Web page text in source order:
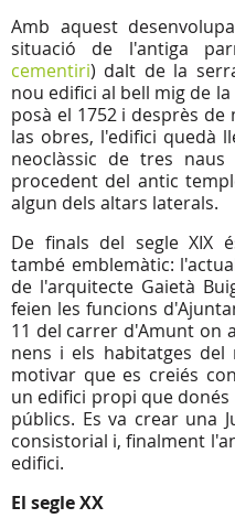
Amb aquest
situació de l'antiga
cementiri) dalt de la
nou edifici al bell mig de
posà el 1752 i desprès
las obres, l'edifici quedà
neoclàssic de tres
procedent del antic
algun dels altars laterals.
De finals del segle XIX
també emblemàtic:
de l'arquitecte Gaietà
feien les funcions
11 del carrer d'Amunt on
nens i els habitatges
motivar que es creiés
un edifici propi que
públics. Es va crear una
consistorial i, finalment
edifici.
El segle XX